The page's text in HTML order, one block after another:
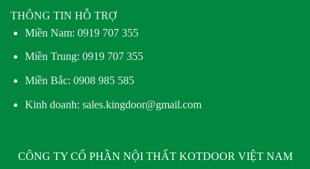
THÔNG TIN HỖ TRỢ
Miền Nam: 0919 707 355
Miền Trung: 0919 707 355
Miền Bắc: 0908 985 585
Kinh doanh: sales.kingdoor@gmail.com
CÔNG TY CỔ PHẦN NỘI THẤT KOTDOOR VIỆT NAM